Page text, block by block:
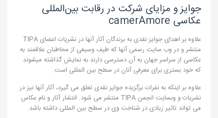
جوایز و مزایای شرکت در رقابت بین‌المللی
عکاسی camerAmore
علاوه بر اهدای جوایز نقدی به برندگان آثار آنها در نشریات اعضای TIPA
منتشر و در وب سایت رسمی آنها که طیف وسیعی از مخاطبان علاقمند به
عکاسی از سراسر جهان به آن دسترسی دارند به نمایش گذاشته میشوند
که خود بستری برای معرفی آنان در سطح بین المللی است.
علاوه بر اینکه به نفرات برگزیده جوایز نقدی تعلق می گیرد، آثار آنها نیز در
نشریات و وبسایت انجمن TIPA منتشر می شود. انتشار آثار و نام عکاس
می تواند تاثیر زیادی در شناخت وی در سطح بین المللی داشته باشد.